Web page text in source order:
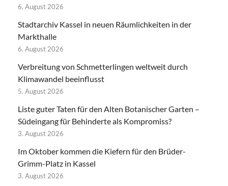
6. August 2026
Stadtarchiv Kassel in neuen Räumlichkeiten in der
Markthalle
6. August 2026
Verbreitung von Schmetterlingen weltweit durch
Klimawandel beeinflusst
5. August 2026
Liste guter Taten für den Alten Botanischer Garten –
Südeingang für Behinderte als Kompromiss?
3. August 2026
Im Oktober kommen die Kiefern für den Brüder-
Grimm-Platz in Kassel
3. August 2026